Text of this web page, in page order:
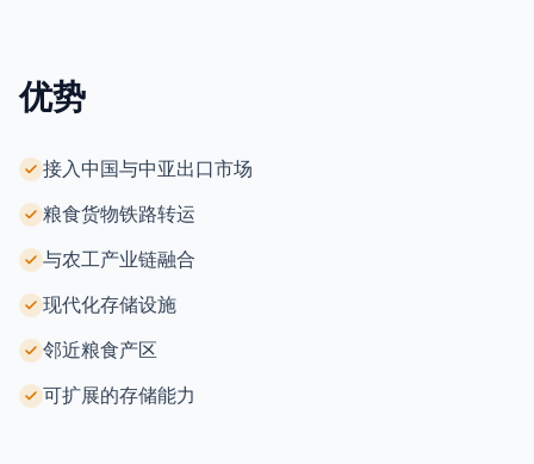
优势
接入中国与中亚出口市场
粮食货物铁路转运
与农工产业链融合
现代化存储设施
邻近粮食产区
可扩展的存储能力